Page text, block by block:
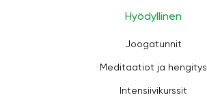
Hyödyllinen
Joogatunnit
Meditaatiot ja hengitys
Intensiivikurssit